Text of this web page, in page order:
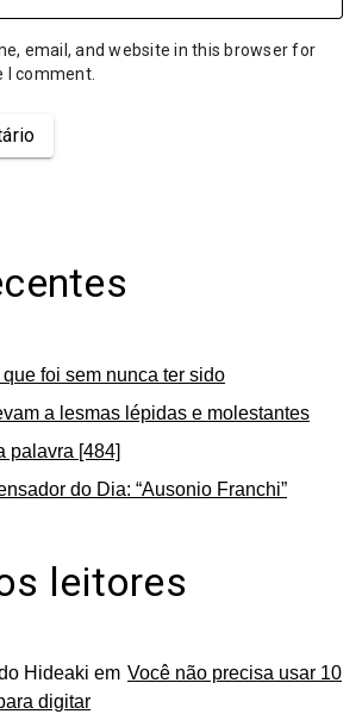
email, and website in this browser for
I comment.
foi sem nunca ter sido
a lesmas lépidas e molestantes
palavra [484]
do Dia: “Ausonio Franchi”
leitores
Hideaki em Você não precisa usar 10
digitar